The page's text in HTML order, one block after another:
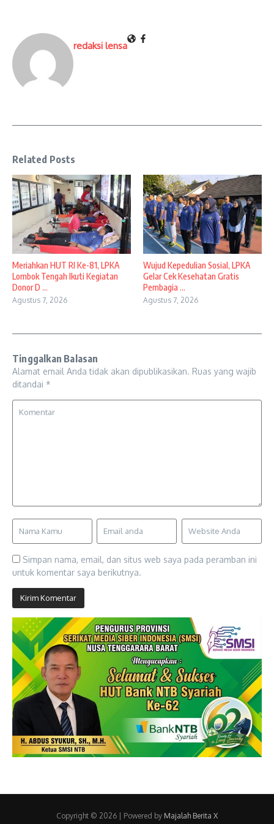
redaksi lensa
Related Posts
Meriahkan HUT RI Ke-81, LPKA
Lombok Tengah Ikuti Kegiatan
Donor D ...
Agustus 7, 2026
Wujud Kepedulian Sosial, LPKA
Gelar Cek Kesehatan Gratis
Pembagia ...
Agustus 7, 2026
Tinggalkan Balasan
Alamat email Anda tidak akan dipublikasikan. Ruas yang wajib
ditandai *
Simpan nama, email, dan situs web saya pada peramban ini
untuk komentar saya berikutnya.
Copyright © 2026 | Powered by Majalah Berita X